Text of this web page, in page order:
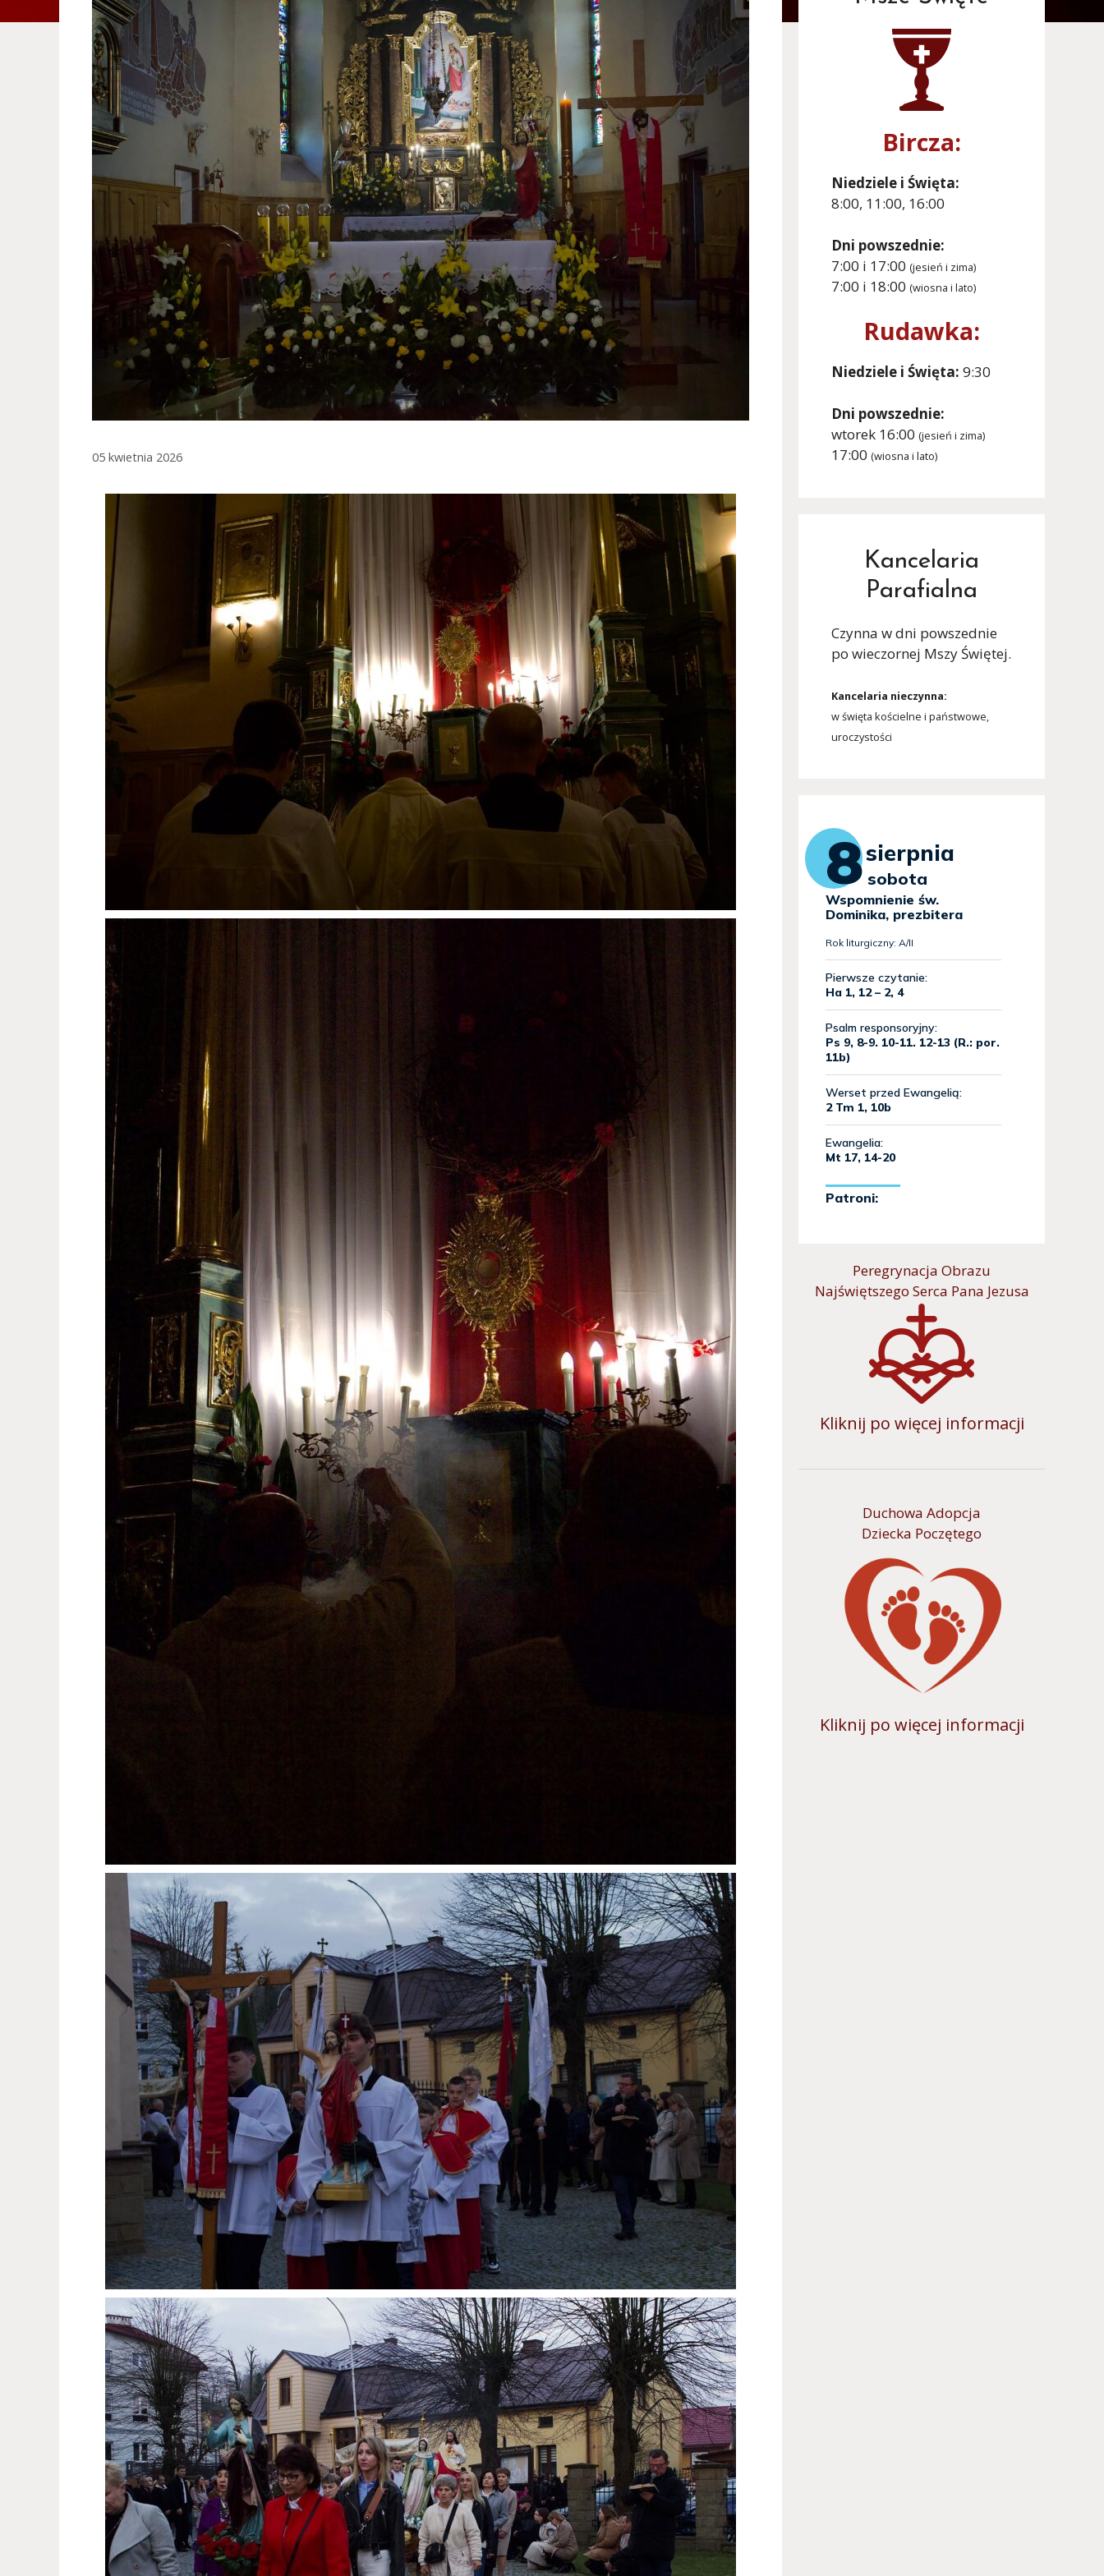
05 kwietnia 2026
Bircza:
Niedziele i Święta:
8:00, 11:00, 16:00
Dni powszednie:
7:00 i 17:00 (jesień i zima)
7:00 i 18:00 (wiosna i lato)
Rudawka:
Niedziele i Święta: 9:30
Dni powszednie:
wtorek 16:00 (jesień i zima)
17:00 (wiosna i lato)
Kancelaria
Parafialna
Czynna w dni powszednie
po wieczornej Mszy Świętej.
Kancelaria nieczynna:
w święta kościelne i państwowe,
uroczystości
Peregrynacja Obrazu
Najświętszego Serca Pana Jezusa
Kliknij po więcej informacji
Duchowa Adopcja
Dziecka Poczętego
Kliknij po więcej informacji